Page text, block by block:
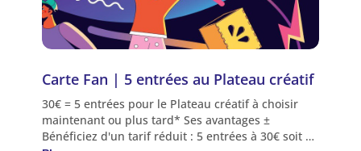
Carte Fan | 5 entrées au Plateau créatif
30€ = 5 entrées pour le Plateau créatif à choisir
maintenant ou plus tard* Ses avantages ±
Bénéficiez d'un tarif réduit : 5 entrées à 30€ soit 5€